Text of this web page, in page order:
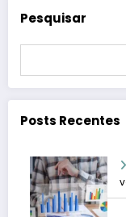
Pesquisar
Posts Recentes